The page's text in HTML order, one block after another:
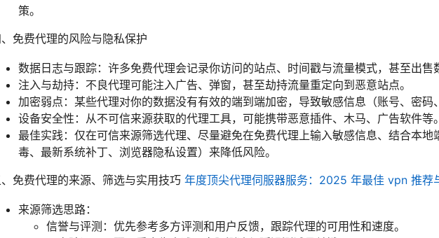
策。
免费代理的风险与隐私保护
数据日志与跟踪：许多免费代理会记录你访问的站点、时间戳与流量模式，甚至出售
注入与劫持：不良代理可能注入广告、弹窗，甚至劫持流量重定向到恶意站点。
加密弱点：某些代理对你的数据没有有效的端到端加密，导致敏感信息（账号、密码
设备安全性：从不可信来源获取的代理工具，可能携带恶意插件、木马、广告软件等
最佳实践：仅在可信来源筛选代理、尽量避免在免费代理上输入敏感信息、结合本地
毒、最新系统补丁、浏览器隐私设置）来降低风险。
免费代理的来源、筛选与实用技巧 年度顶尖代理伺服器服务：2025 年最佳 vpn 推荐
来源筛选思路：
信誉与评测：优先参考多方评测和用户反馈，跟踪代理的可用性和速度。